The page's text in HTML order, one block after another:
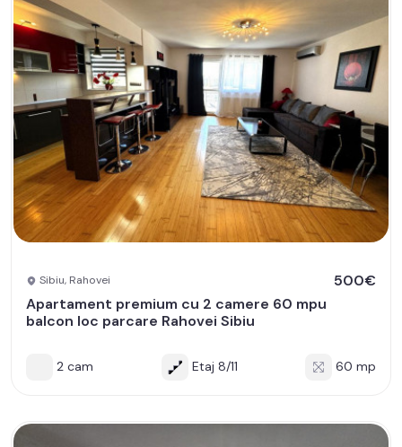
Sibiu, Rahovei
500€
Apartament premium cu 2 camere 60 mpu
balcon loc parcare Rahovei Sibiu
2 cam Etaj 8/11 60 mp